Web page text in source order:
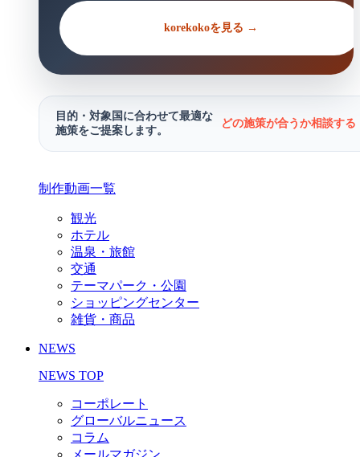
korekokoを見る →
目的・対象国に合わせて最適な
施策をご提案します。
どの施策が合うか相談す
制作動画一覧
観光
ホテル
温泉・旅館
交通
テーマパーク・公園
ショッピングセンター
雑貨・商品
NEWS
NEWS TOP
コーポレート
グローバルニュース
コラム
メールマガジン